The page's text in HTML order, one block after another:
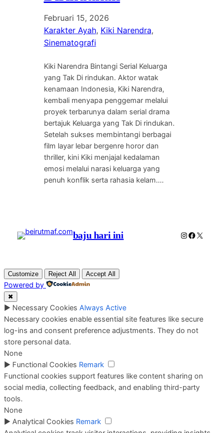
Februari 15, 2026
Karakter Ayah, Kiki Narendra
Sinematografi
Kiki Narendra Bintangi Serial Keluarga
yang Tak Di rindukan. Aktor watak
kenamaan Indonesia, Kiki Narendra,
kembali menyapa penggemar melalui
proyek terbarunya dalam serial drama
bertajuk Keluarga yang Tak Di rindukan.
Setelah sukses membintangi berbagai
film layar lebar bergenre horor dan
thriller, kini Kiki menjajal kedalaman
emosi melalui narasi keluarga yang
penuh konflik serta rahasia kelam.…
baju hari ini Instagram
X
Customize Reject All Accept All
Powered by
✖
► Necessary Cookies Always Active
Necessary cookies enable essential site features like secure
log-ins and consent preference adjustments. They do not
store personal data.
None
► Functional Cookies Remark
Functional cookies support features like content sharing on
social media, collecting feedback, and enabling third-party
tools.
None
► Analytical Cookies Remark